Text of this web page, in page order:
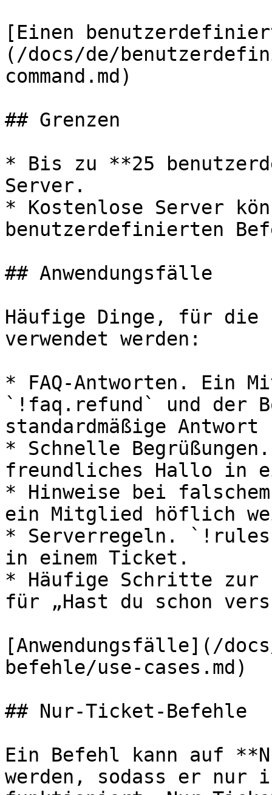
[Einen
(/docs/de/
command.md)
## Grenzen
* Bis zu **25
Server.
* Kostenlose Server
benutzerdefinierten
## Anwendungsfälle
Häufige Dinge, für die
verwendet werden:
* FAQ-Antworten. Ein
`!faq.refund` und der
standardmäßige
* Schnelle
freundliches Hallo in
* Hinweise bei
ein Mitglied höflich
* Serverregeln.
in einem Ticket.
* Häufige Schritte zur
für „Hast du schon
[Anwendungsfälle](/
befehle/use-cases.md)
## Nur-Ticket-Befehle
Ein Befehl kann auf
werden, sodass er nur